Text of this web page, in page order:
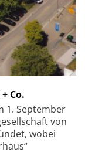
Co.
1. September
von
wobei